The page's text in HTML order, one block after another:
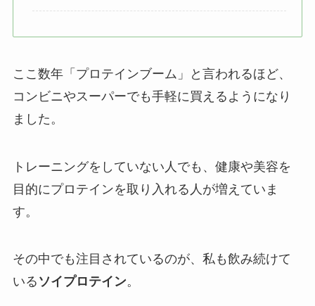
ここ数年「プロテインブーム」と言われるほど、
コンビニやスーパーでも手軽に買えるようになり
ました。
トレーニングをしていない人でも、健康や美容を
目的にプロテインを取り入れる人が増えていま
す。
その中でも注目されているのが、私も飲み続けて
いる ソイプロテイン。